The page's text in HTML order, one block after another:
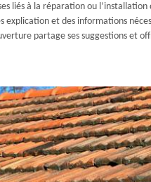
liés à la réparation ou
explication et des informations
partage ses suggestions et